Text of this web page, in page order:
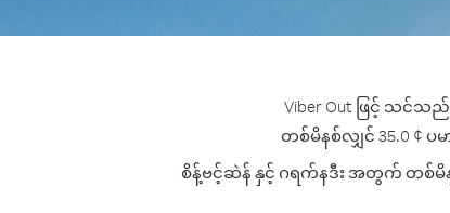
Viber Out ဖြင့် သင်သ
တစ်မိနစ်လျှင် 35.0 ¢
စိန့်ဗင့်ဆဲန် နှင့် ဂရက်နဒီး အတွက် တစ်မိ